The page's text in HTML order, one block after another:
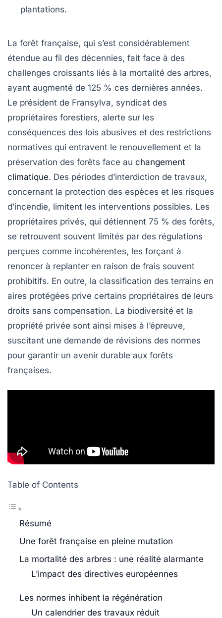
plantations.
La forêt française, qui s’est considérablement
étendue au fil des décennies, fait face à des
challenges croissants liés à la mortalité des arbres,
ayant augmenté de 125 % ces dernières années.
Le président de Fransylva, syndicat des
propriétaires forestiers, alerte sur les
conséquences des lois abusives et des restrictions
normatives qui entravent le renouvellement et la
préservation des forêts face au changement
climatique. Des périodes d’interdiction de travaux,
concernant la protection des espèces et les risques
d’incendie, limitent les interventions possibles. Les
propriétaires privés, qui détiennent 75 % des forêts,
se retrouvent souvent limités par des régulations
perçues comme incohérentes, les forçant à
renoncer à replanter en raison de frais souvent
prohibitifs. En outre, la classification des terrains en
aires protégées prive certains propriétaires de leurs
droits sans compensation. La biodiversité et la
propriété privée sont ainsi mises à l’épreuve,
suscitant une demande de révisions des normes
pour garantir un avenir durable aux forêts
françaises.
Table of Contents
Résumé
Une forêt française en pleine mutation
La mortalité des arbres : une réalité alarmante
L’impact des directives européennes
Les normes inhibent la régénération
Un calendrier des travaux réduit